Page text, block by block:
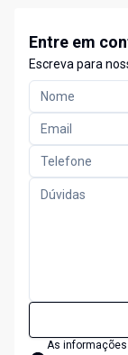
Entre em
Escreva para
As